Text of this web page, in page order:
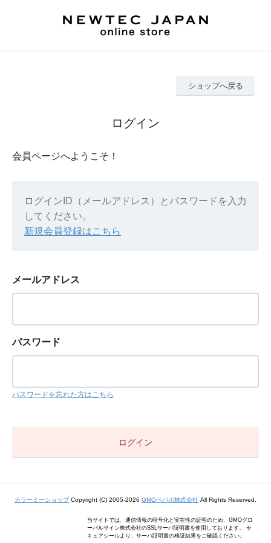
ショップへ戻る
ログイン
会員ページへようこそ！
ログインID（メールアドレス）とパスワードを入力
してください。
新規会員登録はこちら
メールアドレス
パスワード
パスワードを忘れた方はこちら
カラーミーショップCopyright (C) 2005-2026 GMOペパボ株式会社 All Rights Reserved.
当サイトでは、通信情報の暗号化と実在性の証明のため、GMOグロ
ーバルサイン株式会社のSSLサーバ証明書を使用しております。 セ
キュアシールより、サーバ証明書の検証結果をご確認ください。